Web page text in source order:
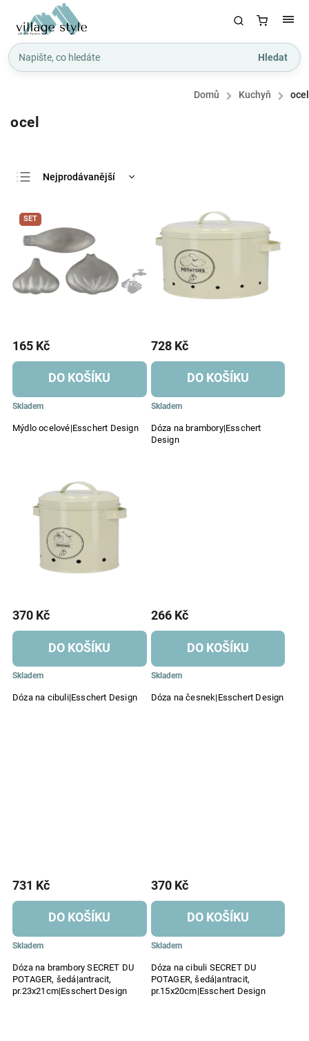
Hledat
Domů / Kuchyň / ocel
ocel
Nejprodávanější
Abecedně
SET
Mýdlo ocelové|Esschert Design
Skladem
165 Kč
DO KOŠÍKU
Dóza na brambory|Esschert
Design
Skladem
728 Kč
DO KOŠÍKU
Dóza na cibuli|Esschert Design
Skladem
370 Kč
DO KOŠÍKU
Dóza na česnek|Esschert Design
Skladem
266 Kč
DO KOŠÍKU
Dóza na brambory SECRET DU
POTAGER, šedá|antracit,
pr.23x21cm|Esschert Design
Skladem
731 Kč
DO KOŠÍKU
Dóza na cibuli SECRET DU
POTAGER, šedá|antracit,
pr.15x20cm|Esschert Design
Skladem
370 Kč
DO KOŠÍKU